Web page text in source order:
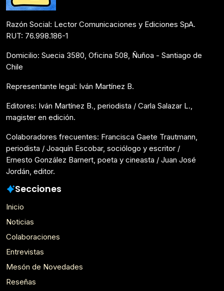
Razón Social: Lector Comunicaciones y Ediciones SpA.
RUT: 76.998.186-1
Domicilio: Suecia 3580, Oficina 508, Ñuñoa - Santiago de
Chile
Representante legal: Iván Martínez B.
Editores: Iván Martínez B., periodista / Carla Salazar L.,
magister en edición.
Colaboradores frecuentes: Francisca Gaete Trautmann,
periodista / Joaquín Escobar, sociólogo y escritor /
Ernesto González Barnert, poeta y cineasta / Juan José
Jordán, editor.
Secciones
Inicio
Noticias
Colaboraciones
Entrevistas
Mesón de Novedades
Reseñas